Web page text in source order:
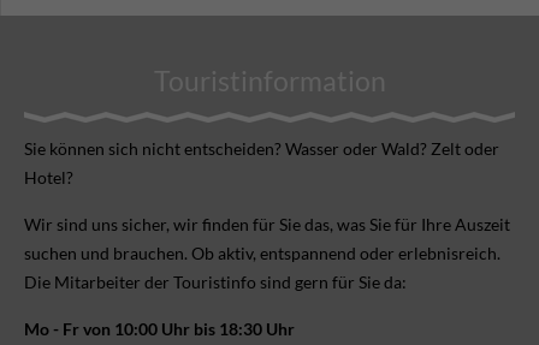
Touristinformation
Sie können sich nicht ent­scheiden? Wasser oder Wald? Zelt oder
Hotel?
Wir sind uns sicher, wir finden für Sie das, was Sie für Ihre Aus­zeit
suchen und brauchen. Ob aktiv, ent­spannend oder erlebnis­reich.
Die Mitarbeiter der Touristinfo sind gern für Sie da:
Mo - Fr von 10:00 Uhr bis 18:30 Uhr